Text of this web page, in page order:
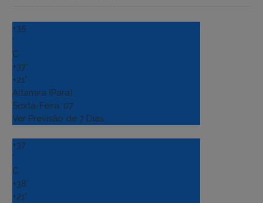
+35
°
C
+37°
+21°
Altamira (Para)
Sexta-Feira, 07
Ver Previsão de 7 Dias
+37
°
C
+38°
+21°